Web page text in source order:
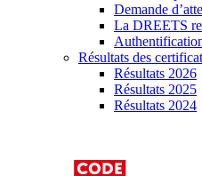
Demande
La DREETS
Résultats des
Résultats 2026
Résultats 2025
Résultats 2024